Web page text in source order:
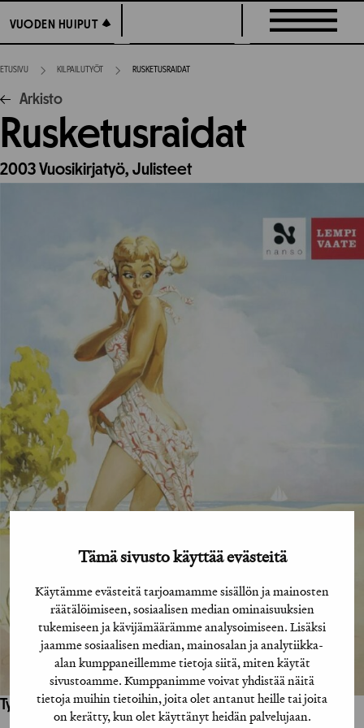
Tämä sivusto käyttää evästeitä
Käytämme evästeitä tarjoamamme sisällön ja mainosten
räätälöimiseen, sosiaalisen median ominaisuuksien
tukemiseen ja kävijämäärämme analysoimiseen. Lisäksi
jaamme sosiaalisen median, mainosalan ja analytiikka-
alan kumppaneillemme tietoja siitä, miten käytät
sivustoamme. Kumppanimme voivat yhdistää näitä
tietoja muihin tietoihin, joita olet antanut heille tai joita
on kerätty, kun olet käyttänyt heidän palvelujaan.
suoraan
sisältöön
VUODEN HUIPUT
VUODEN HUIPUT
ETUSIVU KILPAILUTYÖT RUSKETUSRAIDAT
Arkisto
Rusketusraidat
2003Vuosikirjatyö, Julisteet
Työhön osallistuneet henkilöt / tahot: